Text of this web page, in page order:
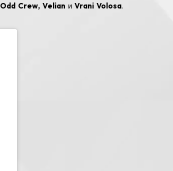
Odd Crew, Velian и Vrani Volosa.